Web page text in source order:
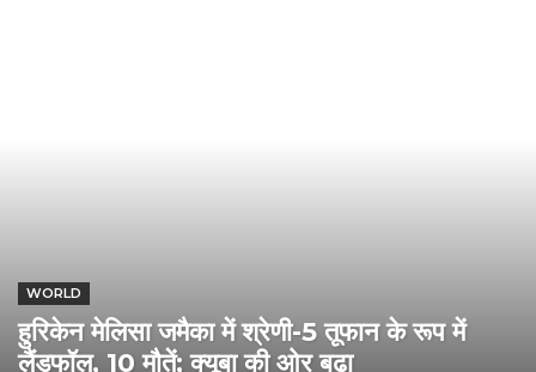
WORLD
हुरिकेन मेलिसा जमैका में श्रेणी-5 तूफान के रूप में
लैंडफॉल, 10 मौतें; क्यूबा की ओर बढ़ा